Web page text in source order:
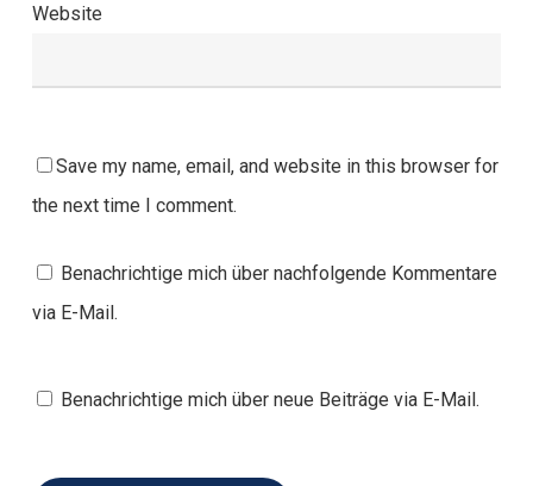
Website
Save my name, email, and website in this browser for
the next time I comment.
Benachrichtige mich über nachfolgende Kommentare
via E-Mail.
Benachrichtige mich über neue Beiträge via E-Mail.